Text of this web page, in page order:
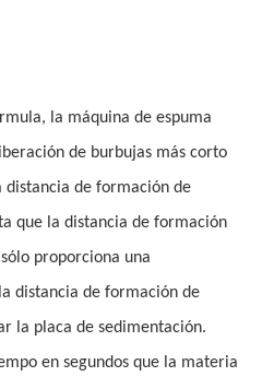
la máquina de espuma
de burbujas más corto
distancia de formación de
que la distancia de formación
proporciona una
distancia de formación de
la placa de sedimentación.
en segundos que la materia